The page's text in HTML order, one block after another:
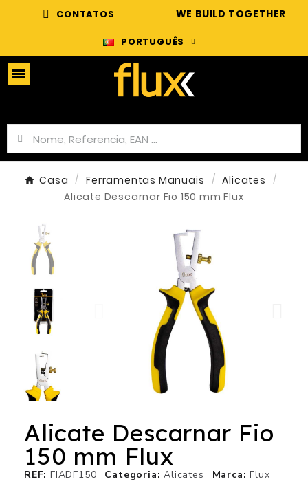
CONTATOS WE BUILD TOGETHER
PORTUGUÊS
Casa Ferramentas Manuais
Alicates
Alicate Descarnar Fio 150 mm Flux
Alicate Descarnar Fio
150 mm Flux
REF FIADF150 Categoria Alicates Marca Flux